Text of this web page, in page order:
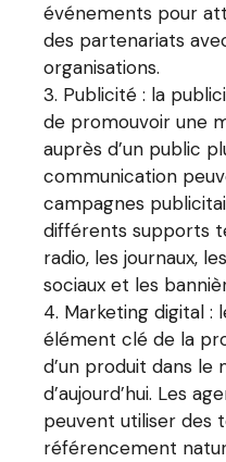
événements pour
des partenariats
organisations.
Publicité : la
de promouvoir une
auprès d’un public
communication
campagnes
différents supports
radio, les journaux,
sociaux et les
Marketing digital :
élément clé de la
d’un produit dans le
d’aujourd’hui. Les
peuvent utiliser des
référencement